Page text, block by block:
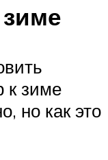
к зиме
но как это